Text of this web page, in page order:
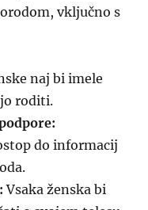
vključno s
naj bi imele
roditi.
do informacij
Vsaka ženska bi